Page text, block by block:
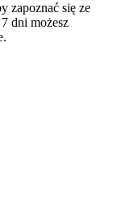
zapoznać się ze
dni możesz